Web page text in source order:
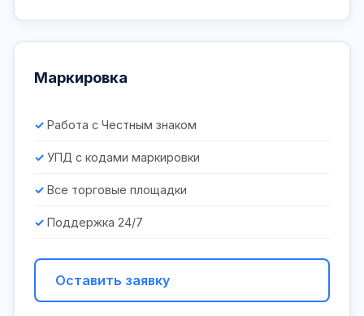
Маркировка
Работа с Честным знаком
УПД с кодами маркировки
Все торговые площадки
Поддержка 24/7
Оставить заявку